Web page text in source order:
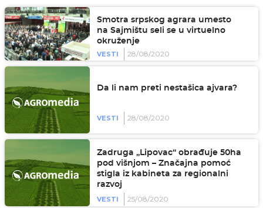
Smotra srpskog agrara umesto
na Sajmištu seli se u virtuelno
okruženje
VESTI
28/08/2020
Da li nam preti nestašica ajvara?
VESTI 28/08/2020
Zadruga „Lipovac“ obrađuje 50ha
pod višnjom – Značajna pomoć
stigla iz kabineta za regionalni
razvoj
VESTI
25/08/2020